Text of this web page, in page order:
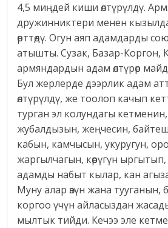
4,5 миңдей киши өлтүрүлдү.
дружинниктери менен
өрттөдү. Огун аяп адамдарды
атышты. Сузак, Базар-Коргон,
армяндардын адам өлтүрөр
Бул жерлерде дээрлик адам
өлтүрүлдү, же тоолоп качып
турган эл колундагы
жубалдызын, жеңчесин,
кабын, камчысын, укуругун,
жаргылчагын, көөрүгүн
адамды набыт кылар, кан
Муну алар өзүн жана тууганын,
коргоо үчүн айласыздан
мылтык тийди. Кечээ эле